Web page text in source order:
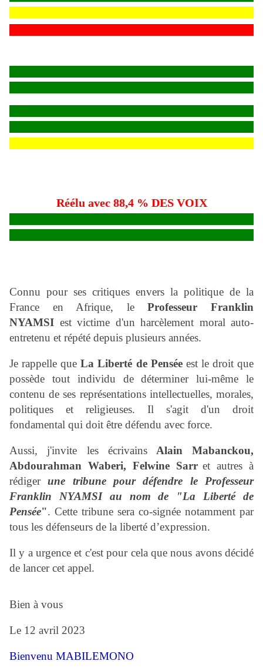
Réélu avec 88,4 % DES VOIX
Connu pour ses critiques envers la politique de la
France en Afrique, leProfesseur Franklin
NYAMSI est victime d'un harcèlement moral auto-
entretenu et répété depuis plusieurs années.
Je rappelle queLa Liberté de Penséeest le droit que
possède tout individu de déterminer lui-même le
contenu de ses représentations intellectuelles, morales,
politiques et religieuses. Il s'agit d'un droit
fondamental qui doit être défendu avec force.
Aussi, j'invite les écrivains
Alain Mabanckou,
Abdourahman Waberi, Felwine Sarr et autres à
rédigerune tribune pour défendre le Professeur
Franklin NYAMSI au nom de "La Liberté de
Pensée". Cette tribune sera co-signée notamment par
tous les défenseurs de la liberté d’expression.
Il y a urgence et c'est pour cela que nous avons décidé
de lancer cet appel.
Bien à vous
Le 12 avril 2023
Bienvenu MABILEMONO